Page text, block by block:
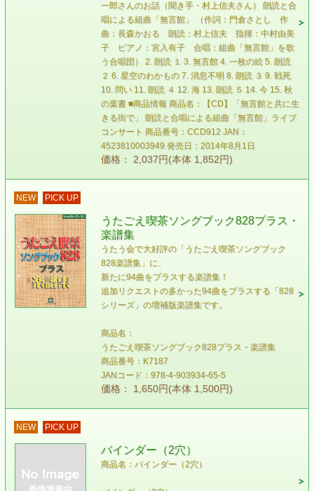
一郎さんのお話（聞き手・村上信夫さん） 朗読と合
唱による組曲「無言館」 （作詞：門倉さとし 作
曲：長森かおる 朗読：村上信夫 指揮：中村由美
子 ピアノ：宮入有子 合唱：組曲「無言館」を歌
う合唱団） 2. 朗読 １ 3. 無言館 4. 一枚の絵 5. 朗読
２ 6. 星空のわかもの 7. 消息不明 8. 朗読 ３ 9. 戦死
10. 問い 11. 朗読 ４ 12. 海 13. 朗読 ５ 14. 今 15. 秋
の葉書 ■商品情報 商品名：【CD】「無言館と共に生
きる街で」 朗読と合唱による組曲「無言館」ライブ
コンサート 商品番号：CCD912 JAN：
4523810003949 発売日：2014年8月1日
価格： 2,037円(本体 1,852円)
NEW PICK UP
うたごえ喫茶ソングブック828プラス・
楽譜集
うたう会で大好評の「うたごえ喫茶ソングブック
828楽譜集」に、
新たに94曲をプラスする楽譜集！
追加リクエストの多かった94曲をプラスする「828
シリーズ」の増補版楽譜集です。
商品名：
うたごえ喫茶ソングブック828プラス・楽譜集
商品番号：K7187
JANコード：978-4-903934-65-5
価格： 1,650円(本体 1,500円)
NEW PICK UP
バインダー（2穴）
商品名：バインダー（2穴）